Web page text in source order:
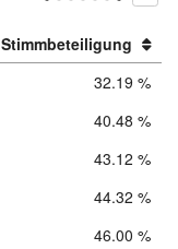
Stimmbeteiligung
32.19 %
40.48 %
43.12 %
44.32 %
46.00 %